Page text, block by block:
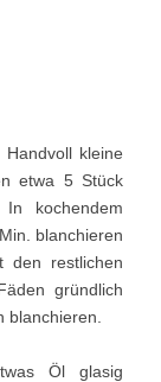
kleine
etwa 5 Stück
kochendem
blanchieren
den restlichen
gründlich
blanchieren.
Öl glasig